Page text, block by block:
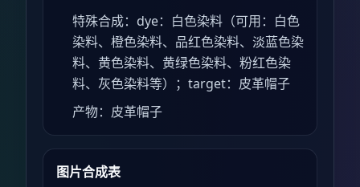
特殊合成：dye：白色染料（可用：白色
染料、橙色染料、品红色染料、淡蓝色染
料、黄色染料、黄绿色染料、粉红色染
料、灰色染料等）；target：皮革帽子
产物：皮革帽子
图片合成表